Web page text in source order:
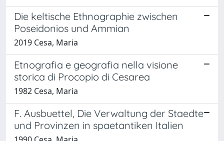
Die keltische Ethnographie zwischen
Poseidonios und Ammian
2019 Cesa, Maria
Etnografia e geografia nella visione
storica di Procopio di Cesarea
1982 Cesa, Maria
F. Ausbuettel, Die Verwaltung der Staedte
und Provinzen in spaetantiken Italien